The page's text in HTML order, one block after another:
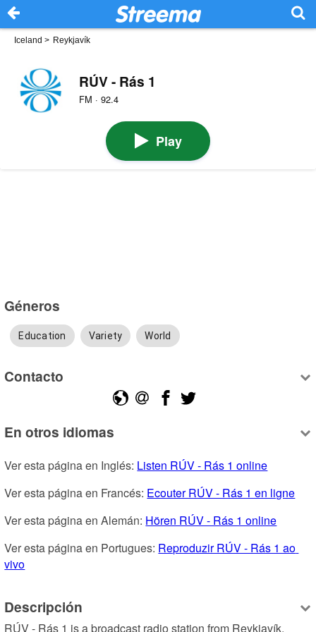
Iceland > Reykjavík
RÚV - Rás 1
FM · 92.4
Play
Géneros
Education Variety World
Contacto
En otros idiomas
Ver esta página en Inglés: Listen RÚV - Rás 1 online
Ver esta página en Francés: Ecouter RÚV - Rás 1 en ligne
Ver esta página en Alemán: Hören RÚV - Rás 1 online
Ver esta página en Portugues: Reproduzir RÚV - Rás 1 ao
vivo
Descripción
RÚV - Rás 1 is a broadcast radio station from Reykjavík,